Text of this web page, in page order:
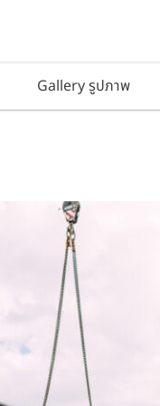
Gallery รูปภาพ